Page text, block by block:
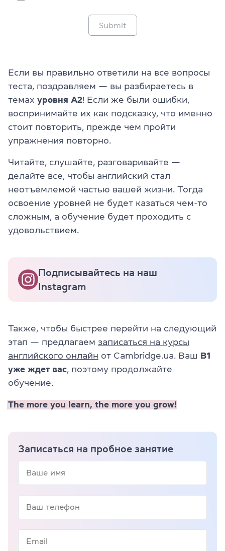
Submit
Если вы правильно ответили на все вопросы
теста, поздравляем — вы разбираетесь в
темах уровня A2! Если же были ошибки,
воспринимайте их как подсказку, что именно
стоит повторить, прежде чем пройти
упражнения повторно.
Читайте, слушайте, разговаривайте —
делайте все, чтобы английский стал
неотъемлемой частью вашей жизни. Тогда
освоение уровней не будет казаться чем-то
сложным, а обучение будет проходить с
удовольствием.
Подписывайтесь на наш
Instagram
Также, чтобы быстрее перейти на следующий
этап — предлагаем записаться на курсы
английского онлайн от Cambridge.ua. Ваш B1
уже ждет вас, поэтому продолжайте
обучение.
The more you learn, the more you grow!
Записаться на пробное занятие